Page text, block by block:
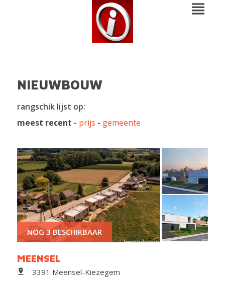
NIEUWBOUW
rangschik lijst op:
meest recent - prijs - gemeente
NOG 3 BESCHIKBAAR
MEENSEL
3391 Meensel-Kiezegem